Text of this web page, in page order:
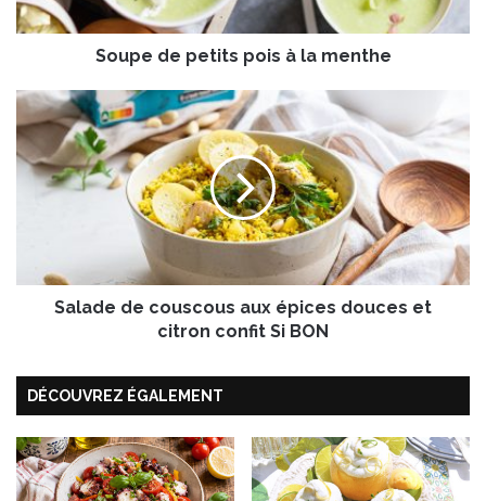
p
e
t
s
p
o
a
t
e
Soupe de petits pois à la menthe
S
a
l
a
c
c
u
s
a
u
Salade de couscous aux épices douces et
citron confit Si BON
DÉCOUVREZ ÉGALEMENT